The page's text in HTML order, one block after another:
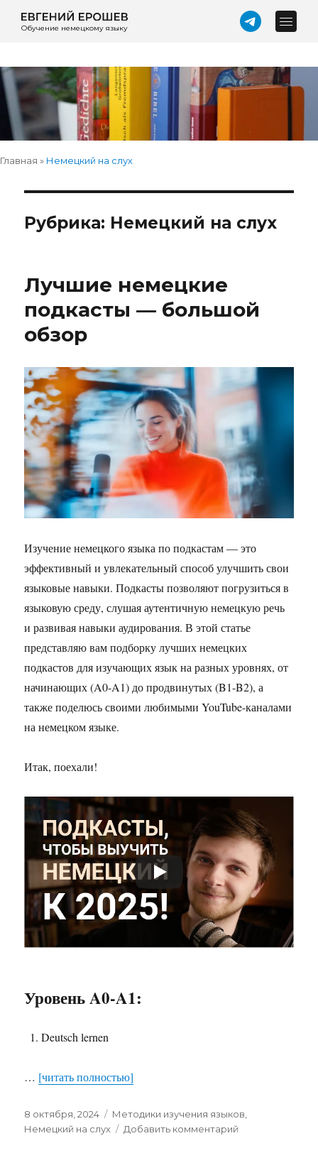
Обучение немецкому языку
Главная » Немецкий на слух
Рубрика: Немецкий на слух
Лучшие немецкие
подкасты — большой
обзор
Изучение немецкого языка по подкастам — это
эффективный и увлекательный способ улучшить свои
языковые навыки. Подкасты позволяют погрузиться в
языковую среду, слушая аутентичную немецкую речь
и развивая навыки аудирования. В этой статье
представляю вам подборку лучших немецких
подкастов для изучающих язык на разных уровнях, от
начинающих (A0-A1) до продвинутых (B1-B2), а
также поделюсь своими любимыми YouTube-каналами
на немецком языке.
Итак, поехали!
Уровень A0-A1:
Deutsch lernen
… [читать полностью]
Опубликовано
8 октября, 2024 Рубрики
Методики изучения языков
Немецкий на слух
Добавить комментарий